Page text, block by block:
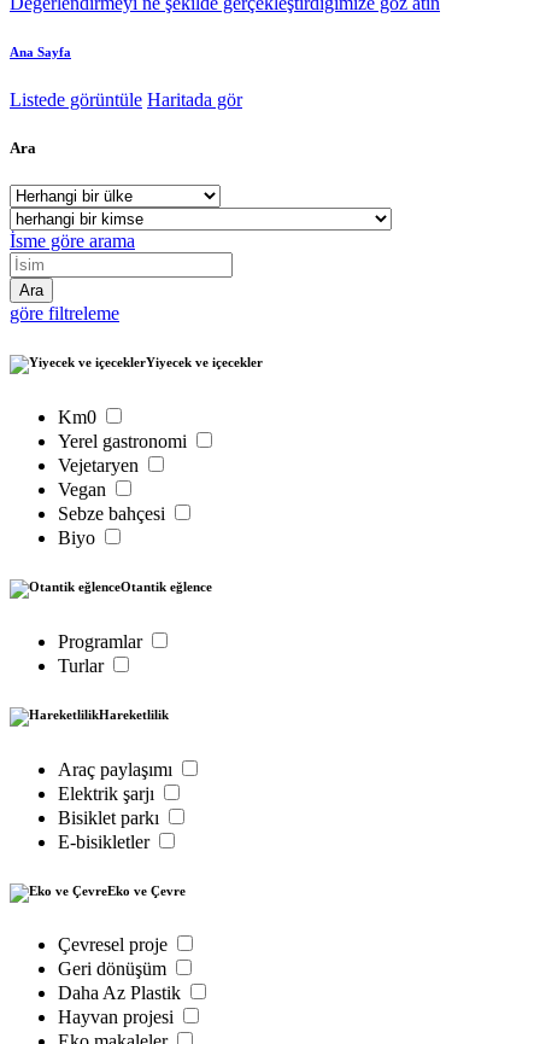
Ana Sayfa
Listede görüntüle Haritada gör
Ara
İsme göre arama
göre filtreleme
Yiyecek ve içecekler
Km0
Yerel gastronomi
Vejetaryen
Vegan
Sebze bahçesi
Biyo
Otantik eğlence
Programlar
Turlar
Hareketlilik
Araç paylaşımı
Elektrik şarjı
Bisiklet parkı
E-bisikletler
Eko ve Çevre
Çevresel proje
Geri dönüşüm
Daha Az Plastik
Hayvan projesi